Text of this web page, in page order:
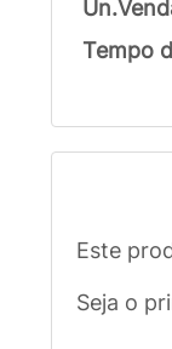
Tempo
Este
Seja o